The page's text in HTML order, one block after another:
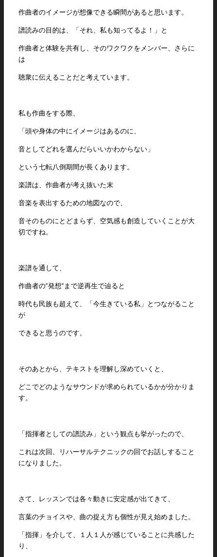
作曲者のイメージが想像できる瞬間があると思います。
譜読みの目的は、「それ、私も知ってるよ！」と
作曲者と体験を共有し、そのワクワクをメンバー、さらに
は
聴衆に伝えることだと考えています。
私も作曲をする際、
「頭や身体の中にイメージはあるのに、
音としてどれを選んだらいいかわからない」
という七転八倒期間が長くあります。
楽譜は、作曲者が考え抜いた末
音楽を表出するための地図なので、
音そのものにとどまらず、空気感も創造していくことが大
切ですね。
楽譜を通して、
作曲者の”発想”まで逆再生で辿ると
時代も民族も超えて、「今生きている私」とつながること
が
できると思うのです。
そのあとから、テキストを理解し深めていくと、
どこでどのようなサウンドが求められているかが分かりま
す。
「指揮者としての譜読み」という観点も挙がったので、
これは次回、リハーサルテクニックの回でお話しすること
になりました。
さて、レッスンでは各々動きに安定感が出てきて、
言葉のチョイスや、曲の捉え方も個性が見え始めました。
「指揮」を介して、１人１人が感じていることに共感した
り、